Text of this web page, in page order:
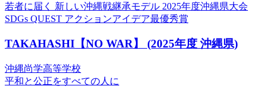
若者に届く 新しい沖縄戦継承モデル 2025年度沖縄県大会
SDGs QUEST アクションアイデア最優秀賞
TAKAHASHI【NO WAR】 (2025年度 沖縄県)
沖縄尚学高等学校
平和と公正をすべての人に